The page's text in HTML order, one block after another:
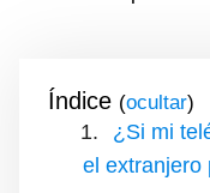
Índice ( )
¿Si mi
el extranjero